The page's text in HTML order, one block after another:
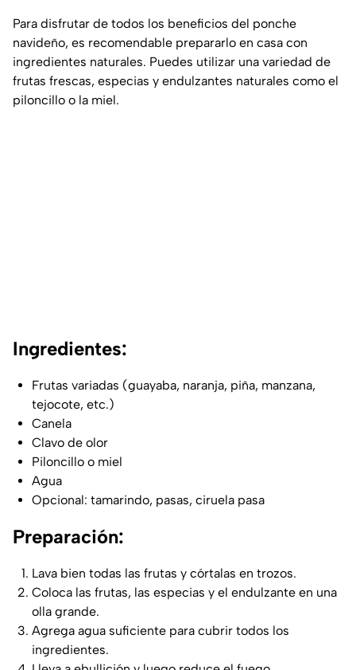
Para disfrutar de todos los beneficios del ponche
navideño, es recomendable prepararlo en casa con
ingredientes naturales. Puedes utilizar una variedad de
frutas frescas, especias y endulzantes naturales como el
piloncillo o la miel.
Ingredientes:
Frutas variadas (guayaba, naranja, piña, manzana,
tejocote, etc.)
Canela
Clavo de olor
Piloncillo o miel
Agua
Opcional: tamarindo, pasas, ciruela pasa
Preparación:
Lava bien todas las frutas y córtalas en trozos.
Coloca las frutas, las especias y el endulzante en una
olla grande.
Agrega agua suficiente para cubrir todos los
ingredientes.